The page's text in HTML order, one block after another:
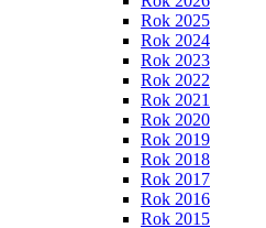
Rok 2025
Rok 2024
Rok 2023
Rok 2022
Rok 2021
Rok 2020
Rok 2019
Rok 2018
Rok 2017
Rok 2016
Rok 2015